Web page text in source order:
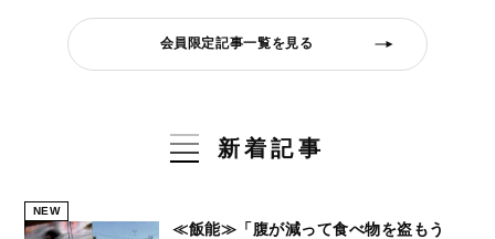
会員限定記事一覧を見る
新着記事
NEW
≪飯能≫「腹が減って食べ物を盗もう